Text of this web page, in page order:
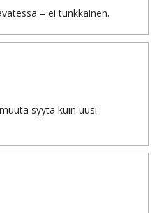
– ei tunkkainen.
syytä kuin uusi